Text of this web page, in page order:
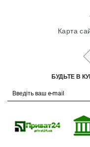
Карта
БУДЬТЕ В